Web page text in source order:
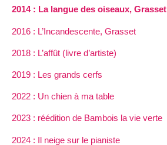
2014 : La langue des oiseaux, Grasset
2016 : L’Incandescente, Grasset
2018 : L’affût (livre d’artiste)
2019 : Les grands cerfs
2022 : Un chien à ma table
2023 : réédition de Bambois la vie verte
2024 : Il neige sur le pianiste